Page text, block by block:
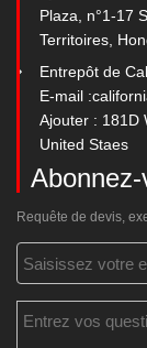
Plaza, n°1-17
Territoires,
Entrepôt de
E-mail :
Ajouter : 181D
United Staes
Requête de devis,